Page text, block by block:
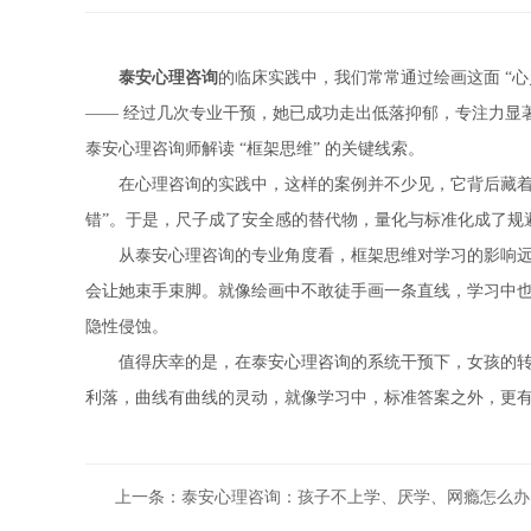
泰安心理咨询 的临床实践中，我们常常通过绘画这面 “
—— 经过几次专业干预，她已成功走出低落抑郁，专注力显
泰安心理咨询师解读 “框架思维” 的关键线索。
在心理咨询的实践中，这样的案例并不少见，它背后藏着
错”。于是，尺子成了安全感的替代物，量化与标准化成了
从泰安心理咨询的专业角度看，框架思维对学习的影响远
会让她束手束脚。就像绘画中不敢徒手画一条直线，学习
隐性侵蚀。
值得庆幸的是，在泰安心理咨询的系统干预下，女孩的转
利落，曲线有曲线的灵动，就像学习中，标准答案之外，更
上一条： 泰安心理咨询：孩子不上学、厌学、网瘾怎么